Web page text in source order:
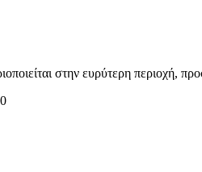
στην ευρύτερη περιοχή,